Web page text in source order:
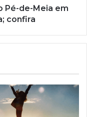
Pé-de-Meia em
confira